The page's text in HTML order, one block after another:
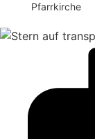
Pfarrkirche